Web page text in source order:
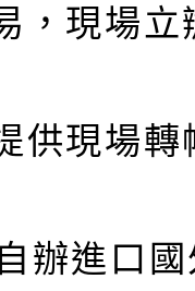
，現場立
供現場轉
辦進口國